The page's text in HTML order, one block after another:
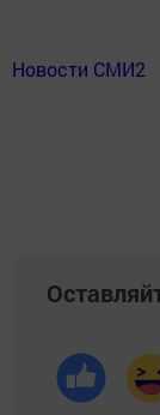
Новости СМИ2